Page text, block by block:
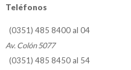
Teléfonos
(0351) 485 8400 al 04
Av. Colón 5077
(0351) 485 8450 al 54